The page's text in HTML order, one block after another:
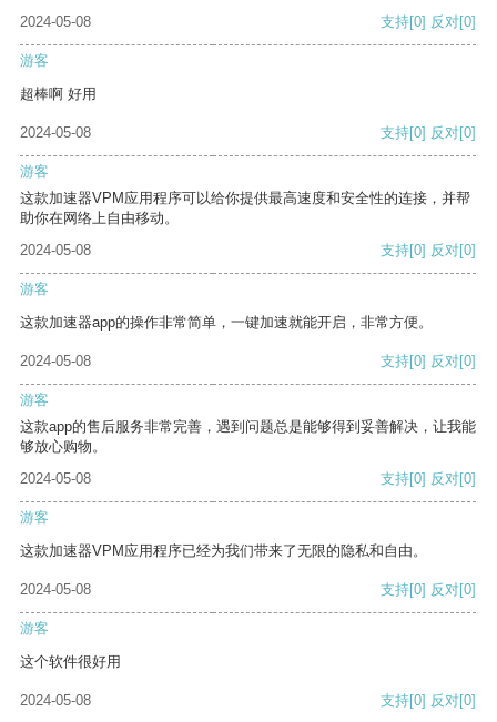
2024-05-08
支持[0] 反对[0]
游客
超棒啊 好用
2024-05-08 支持[0] 反对[0]
游客
这款加速器VPM应用程序可以给你提供最高速度和安全性的连接，并帮
助你在网络上自由移动。
2024-05-08
支持[0] 反对[0]
游客
这款加速器app的操作非常简单，一键加速就能开启，非常方便。
2024-05-08 支持[0] 反对[0]
游客
这款app的售后服务非常完善，遇到问题总是能够得到妥善解决，让我能
够放心购物。
2024-05-08
支持[0] 反对[0]
游客
这款加速器VPM应用程序已经为我们带来了无限的隐私和自由。
2024-05-08 支持[0] 反对[0]
游客
这个软件很好用
2024-05-08 支持[0] 反对[0]